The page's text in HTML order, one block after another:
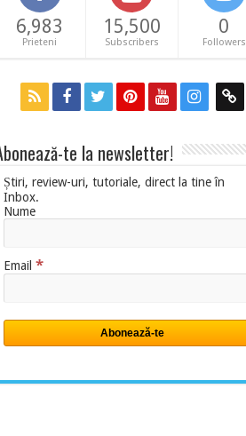
6,983
Prieteni
15,500
Subscribers
0
Followers
te la newsletter!
Știri, review-uri, tutoriale, direct la tine în
Inbox.
Nume
Email *